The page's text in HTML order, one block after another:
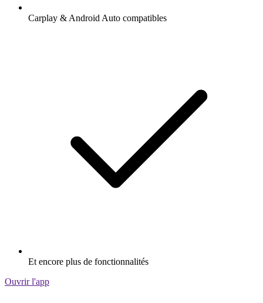
Carplay & Android Auto compatibles
Et encore plus de fonctionnalités
Ouvrir l'app